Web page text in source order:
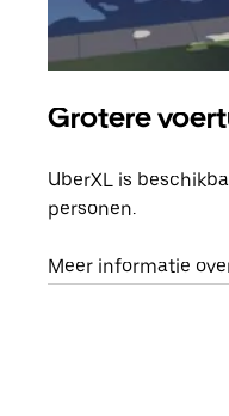
Grotere
UberXL is
personen.
Meer informatie